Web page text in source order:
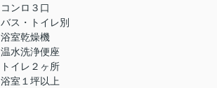
コンロ３口
バス・トイレ別
浴室乾燥機
温水洗浄便座
トイレ２ヶ所
浴室１坪以上